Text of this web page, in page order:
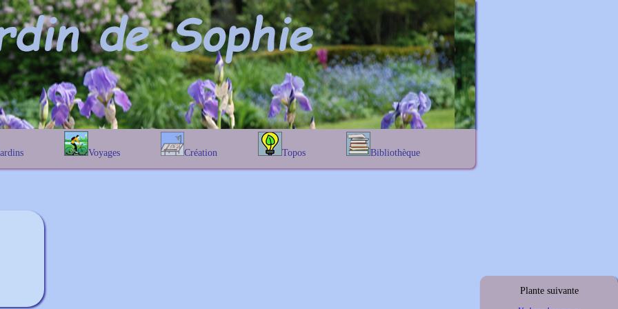
Voyages
En Belgique
Création
Prairies fleuries
Topos
Les chênes
Bibliothèque
Lexique noms propres
Plante suivante